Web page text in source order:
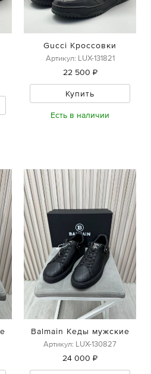
Gucci Кроссовки
Артикул: LUX-131821
22 500 ₽
Купить
Есть в наличии
Balmain Кеды мужские
Артикул: LUX-130827
24 000 ₽